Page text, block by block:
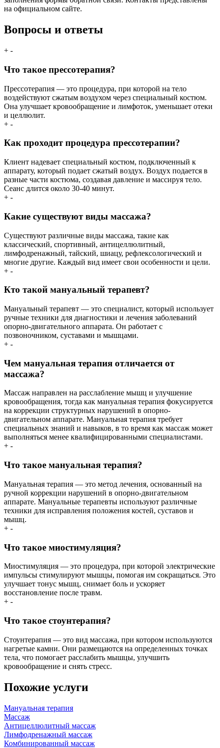
на официальном сайте.
Вопросы и ответы
+ -
Что такое прессотерапия?
Прессотерапия — это процедура, при которой на тело
воздействуют сжатым воздухом через специальный костюм.
Она улучшает кровообращение и лимфоток, уменьшает отеки
и целлюлит.
+ -
Как проходит процедура прессотерапии?
Клиент надевает специальный костюм, подключенный к
аппарату, который подает сжатый воздух. Воздух подается в
разные части костюма, создавая давление и массируя тело.
Сеанс длится около 30-40 минут.
+ -
Какие существуют виды массажа?
Существуют различные виды массажа, такие как
классический, спортивный, антицеллюлитный,
лимфодренажный, тайский, шиацу, рефлексологический и
многие другие. Каждый вид имеет свои особенности и цели.
+ -
Кто такой мануальный терапевт?
Мануальный терапевт — это специалист, который использует
ручные техники для диагностики и лечения заболеваний
опорно-двигательного аппарата. Он работает с
позвоночником, суставами и мышцами.
+ -
Чем мануальная терапия отличается от
массажа?
Массаж направлен на расслабление мышц и улучшение
кровообращения, тогда как мануальная терапия фокусируется
на коррекции структурных нарушений в опорно-
двигательном аппарате. Мануальная терапия требует
специальных знаний и навыков, в то время как массаж может
выполняться менее квалифицированными специалистами.
+ -
Что такое мануальная терапия?
Мануальная терапия — это метод лечения, основанный на
ручной коррекции нарушений в опорно-двигательном
аппарате. Мануальные терапевты используют различные
техники для исправления положения костей, суставов и
мышц.
+ -
Что такое миостимуляция?
Миостимуляция — это процедура, при которой электрические
импульсы стимулируют мышцы, помогая им сокращаться. Это
улучшает тонус мышц, снимает боль и ускоряет
восстановление после травм.
+ -
Что такое стоунтерапия?
Стоунтерапия — это вид массажа, при котором используются
нагретые камни. Они размещаются на определенных точках
тела, что помогает расслабить мышцы, улучшить
кровообращение и снять стресс.
Похожие услуги
Мануальная терапия
Массаж
Антицеллюлитный массаж
Лимфодренажный массаж
Комбинированный массаж